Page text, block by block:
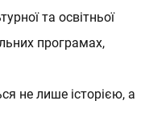
та освітньої
програмах,
не лише історією, а